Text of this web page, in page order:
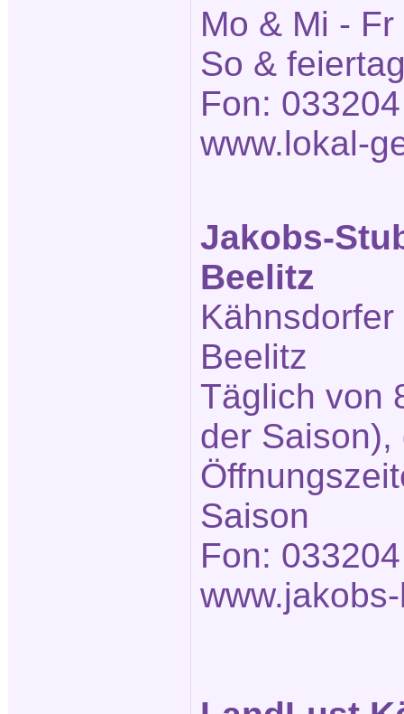
Mo & Mi -
So &
Fon:
www.lokal-
Jakobs-
Beelitz
Beelitz
Täglich von
der Saison),
Saison
Fon: